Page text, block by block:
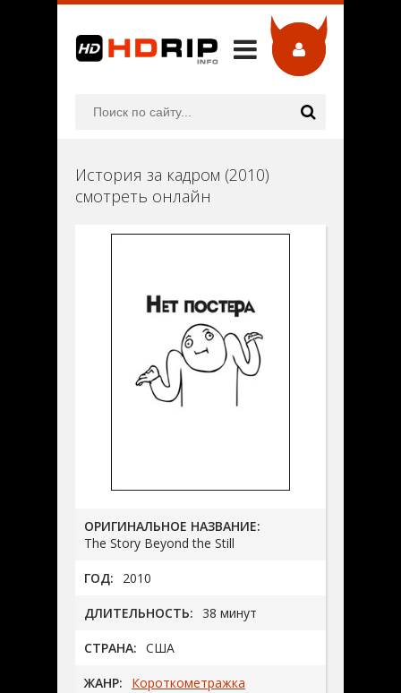
История за кадром (2010)
смотреть онлайн
ОРИГИНАЛЬНОЕ НАЗВАНИЕ:
The Story Beyond the Still
ГОД: 2010
ДЛИТЕЛЬНОСТЬ: 38 минут
СТРАНА: США
ЖАНР: Короткометражка